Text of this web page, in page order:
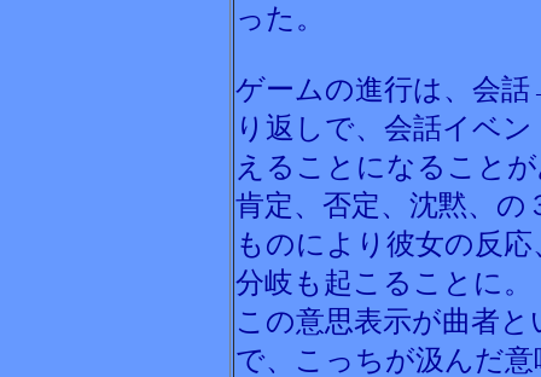
った。
ゲームの進行は、会
り返しで、会話イベ
えることになること
肯定、否定、沈黙、の
ものにより彼女の反
分岐も起こることに。
この意思表示が曲者
で、こっちが汲んだ